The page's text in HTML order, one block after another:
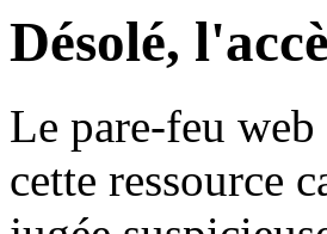
Désolé,
Le pare-feu
cette ressource